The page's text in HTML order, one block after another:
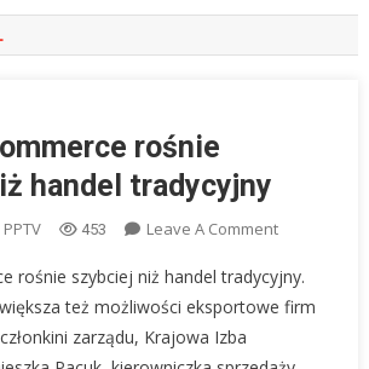
rośnie
handel tradycyjny
PPTV 453 Leave A CommentOn
E-
Commerce
rośnie szybciej niż handel tradycyjny.
też możliwości eksportowe firm
zarządu, Krajowa Izba